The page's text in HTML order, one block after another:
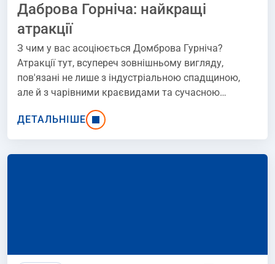
Даброва Горніча: найкращі
атракції
З чим у вас асоціюється Домброва Гурніча?
Атракції тут, всупереч зовнішньому вигляду,
пов'язані не лише з індустріальною спадщиною,
але й з чарівними краєвидами та сучасною
інфраструктурою. Розташоване в самому центрі
Домбровської улоговини, місто пропонує багато
цікавого як для любителів історії, так і для
любителів активного відпочинку. Список того, що
ДЕТАЛЬНІШЕ